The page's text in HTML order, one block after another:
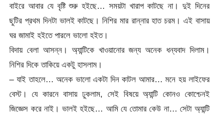
বাইরে আবার যে বৃষ্টি শুরু হইছে… সময়টা খারাপ কাটছে না। দুই দিনের
ছুটির প্রথম দিনটা ভালই কাটছে। নিশির মার রান্নার হাত চরম। এই বাসায়
ঘর জামাই হইতে পারলে ভালো হইত।
বিদায় বেলা আসন্ন। অ্যান্টিকে খাওয়ানোর জন্য অনেক ধন্যবাদ দিলাম।
নিশির দিকে তাকিয়ে একটু হাসলাম।
– যাই তাহলে… অনেক ভালো একটা দিন কাটল আমার… মনে হয় লাইফের
বেস্ট। যে কারনে বাসায় ঢুকলাম, সেই বিষয়ে অ্যান্টি কোনও কোশ্চেনই
জিজ্ঞেস করে নাই। ভালই হইছে… আমি যে তোমার কেউ না… সেটা অ্যান্টি